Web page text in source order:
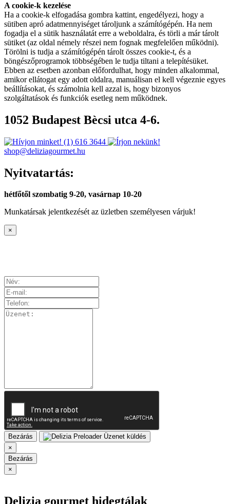
A cookie-k kezelése
Ha a cookie-k elfogadása gombra kattint, engedélyezi, hogy a
sütiben apró adatmennyiséget tároljunk a számítógépén. Ha nem
fogadja el a sütik használatát erre a weboldalra, és törli a már tárolt
sütiket (az oldal némely részei nem fognak megfelelően működni).
Törölni is tudja a számítógépén tárolt összes cookie-t, és a
böngészőprogramok többségében le tudja tiltani a telepítésüket.
Ebben az esetben azonban előfordulhat, hogy minden alkalommal,
amikor ellátogat egy adott oldalra, manuálisan el kell végeznie egyes
beállításokat, és számolnia kell azzal is, hogy bizonyos
szolgáltatások és funkciók esetleg nem működnek.
1052 Budapest Bècsi utca 4-6.
(1) 616 3644
shop@deliziagourmet.hu
Nyitvatartás:
hétfőtől szombatig 9-20, vasárnap 10-20
Munkatársak jelentkezését az üzletben személyesen várjuk!
×
Bezárás
Üzenet küldés
×
Bezárás
×
Delizia gourmet hidegtálak